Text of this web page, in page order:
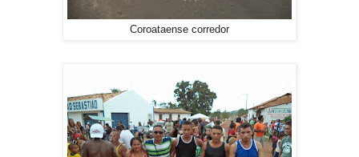
Coroataense corredor